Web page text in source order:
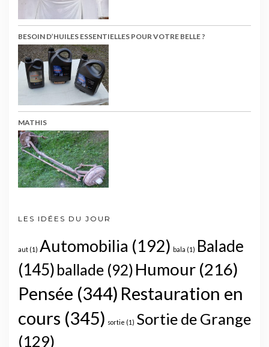
BESOIN D’HUILES ESSENTIELLES POUR VOTRE BELLE ?
MATHIS
LES IDÉES DU JOUR
aut (1) Automobilia (192) bala (1) Balade
(145) ballade (92) Humour (216)
Pensée (344) Restauration en
cours (345) sortie (1) Sortie de Grange
(129)